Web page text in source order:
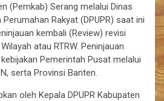
(Pemkab) Serang melalui Dinas
Rakyat (DPUPR) saat ini
kembali (Review) revisi
atau RTRW. Peninjauan
Pemerintah Pusat melalui
serta Provinsi Banten.
oleh Kepala DPUPR Kabupaten